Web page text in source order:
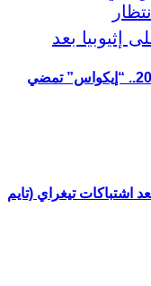
اشتباكات تيغراي (تايم
إطلاق العملة الموحدة “إيكو” في 2027.. “إيكواس” تمضي